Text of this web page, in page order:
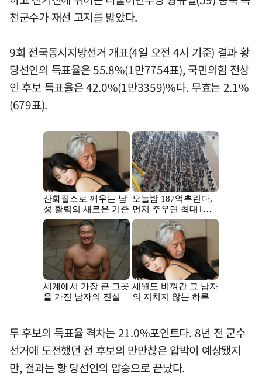
천군수가 재선 고지를 밟았다.
9회 전국동시지방선거 개표(4일 오전 4시 기준) 결과 황
당선인의 득표율은 55.8%(1만7754표), 국민의힘 전상
인 후보 득표율은 42.0%(1만3359)%다. 무효는 2.1%
(679표).
두 후보의 득표율 격차는 21.0%포인트다. 8년 전 군수
선거에 도전했던 전 후보의 만만찮은 압박이 예상됐지
만, 결과는 황 당선인의 압승으로 끝났다.